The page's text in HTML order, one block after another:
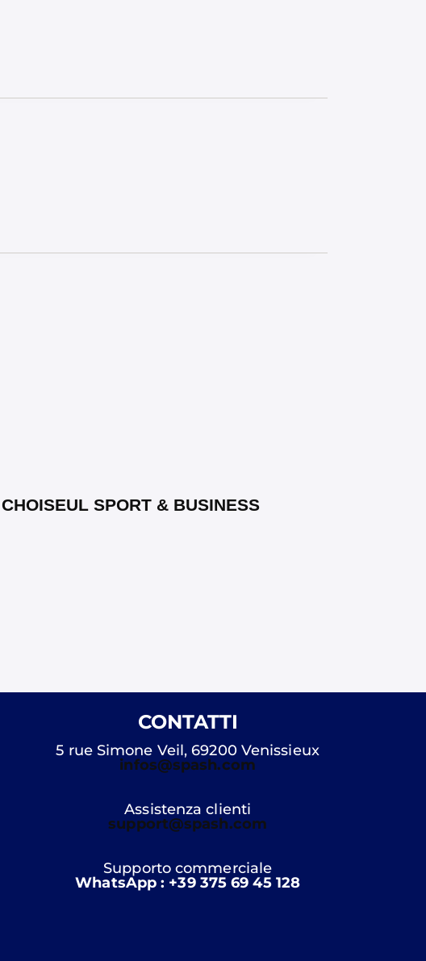
SPORT & BUSINESS
CONTATTI
5 rue Simone Veil, 69200 Venissieux
infos@spash.com
Assistenza clienti
support@spash.com
Supporto commerciale
WhatsApp : +39 375 69 45 128